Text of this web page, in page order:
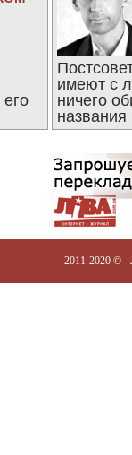
имеют с
ничего
названия
2011-2020 © -